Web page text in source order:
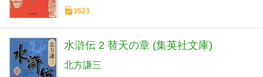
3523
水滸伝 2 替天の章 (集英社文庫)
北方謙三